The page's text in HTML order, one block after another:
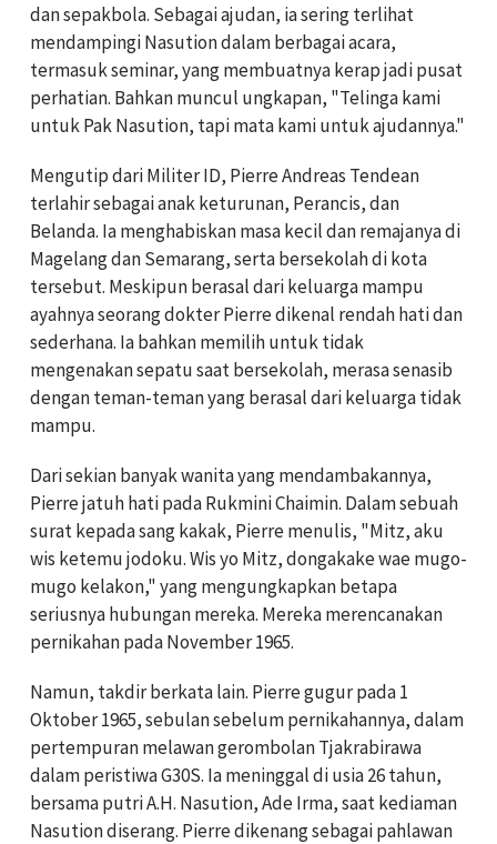
dan sepakbola. Sebagai ajudan, ia sering terlihat
mendampingi Nasution dalam berbagai acara,
termasuk seminar, yang membuatnya kerap jadi pusat
perhatian. Bahkan muncul ungkapan, "Telinga kami
untuk Pak Nasution, tapi mata kami untuk ajudannya."
Mengutip dari Militer ID, Pierre Andreas Tendean
terlahir sebagai anak keturunan, Perancis, dan
Belanda. Ia menghabiskan masa kecil dan remajanya di
Magelang dan Semarang, serta bersekolah di kota
tersebut. Meskipun berasal dari keluarga mampu
ayahnya seorang dokter Pierre dikenal rendah hati dan
sederhana. Ia bahkan memilih untuk tidak
mengenakan sepatu saat bersekolah, merasa senasib
dengan teman-teman yang berasal dari keluarga tidak
mampu.
Dari sekian banyak wanita yang mendambakannya,
Pierre jatuh hati pada Rukmini Chaimin. Dalam sebuah
surat kepada sang kakak, Pierre menulis, "Mitz, aku
wis ketemu jodoku. Wis yo Mitz, dongakake wae mugo-
mugo kelakon," yang mengungkapkan betapa
seriusnya hubungan mereka. Mereka merencanakan
pernikahan pada November 1965.
Namun, takdir berkata lain. Pierre gugur pada 1
Oktober 1965, sebulan sebelum pernikahannya, dalam
pertempuran melawan gerombolan Tjakrabirawa
dalam peristiwa G30S. Ia meninggal di usia 26 tahun,
bersama putri A.H. Nasution, Ade Irma, saat kediaman
Nasution diserang. Pierre dikenang sebagai pahlawan